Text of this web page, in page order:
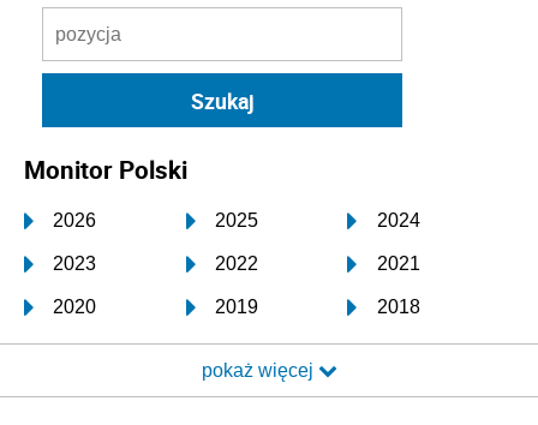
Monitor Polski
2026 2025 2024
2023 2022 2021
2020 2019 2018
2017 2016 2015
2014 2013 2012
pokaż więcej